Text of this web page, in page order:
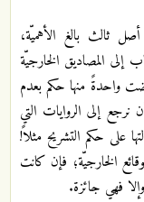
ثالث بالغ الأهميّة،
إلى المصاديق الخارجيّة
واحدةً منها حكم بعدم
نرجع إلى الروايات التي
على حكم التشريح مثلاً!
الخارجيّة؛ فإن كانت
فهي جائزة.